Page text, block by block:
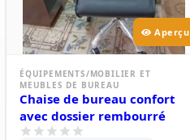
Aperçu
ÉQUIPEMENTS/MOBILIER ET
MEUBLES DE BUREAU
Chaise de bureau confort
avec dossier rembourré